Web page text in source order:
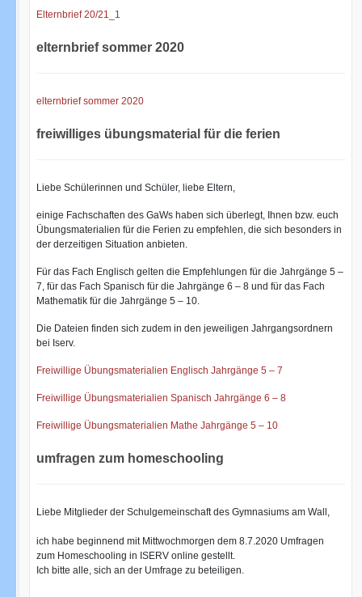
Elternbrief 20/21_1
elternbrief sommer 2020
elternbrief sommer 2020
freiwilliges übungsmaterial für die ferien
Liebe Schülerinnen und Schüler, liebe Eltern,
einige Fachschaften des GaWs haben sich überlegt, Ihnen bzw. euch
Übungsmaterialien für die Ferien zu empfehlen, die sich besonders in
der derzeitigen Situation anbieten.
Für das Fach Englisch gelten die Empfehlungen für die Jahrgänge 5 –
7, für das Fach Spanisch für die Jahrgänge 6 – 8 und für das Fach
Mathematik für die Jahrgänge 5 – 10.
Die Dateien finden sich zudem in den jeweiligen Jahrgangsordnern
bei Iserv.
Freiwillige Übungsmaterialien Englisch Jahrgänge 5 – 7
Freiwillige Übungsmaterialien Spanisch Jahrgänge 6 – 8
Freiwillige Übungsmaterialien Mathe Jahrgänge 5 – 10
umfragen zum homeschooling
Liebe Mitglieder der Schulgemeinschaft des Gymnasiums am Wall,
ich habe beginnend mit Mittwochmorgen dem 8.7.2020 Umfragen
zum Homeschooling in ISERV online gestellt.
Ich bitte alle, sich an der Umfrage zu beteiligen.